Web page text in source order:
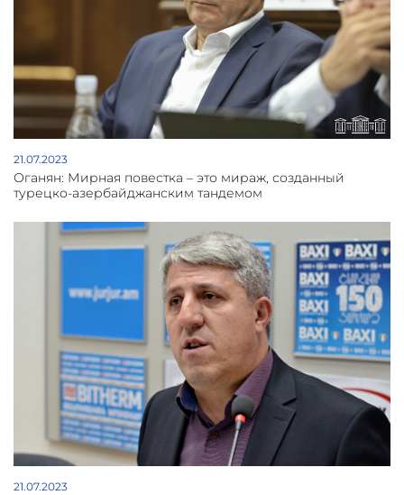
21.07.2023
Оганян: Мирная повестка – это мираж, созданный
турецко-азербайджанским тандемом
21.07.2023